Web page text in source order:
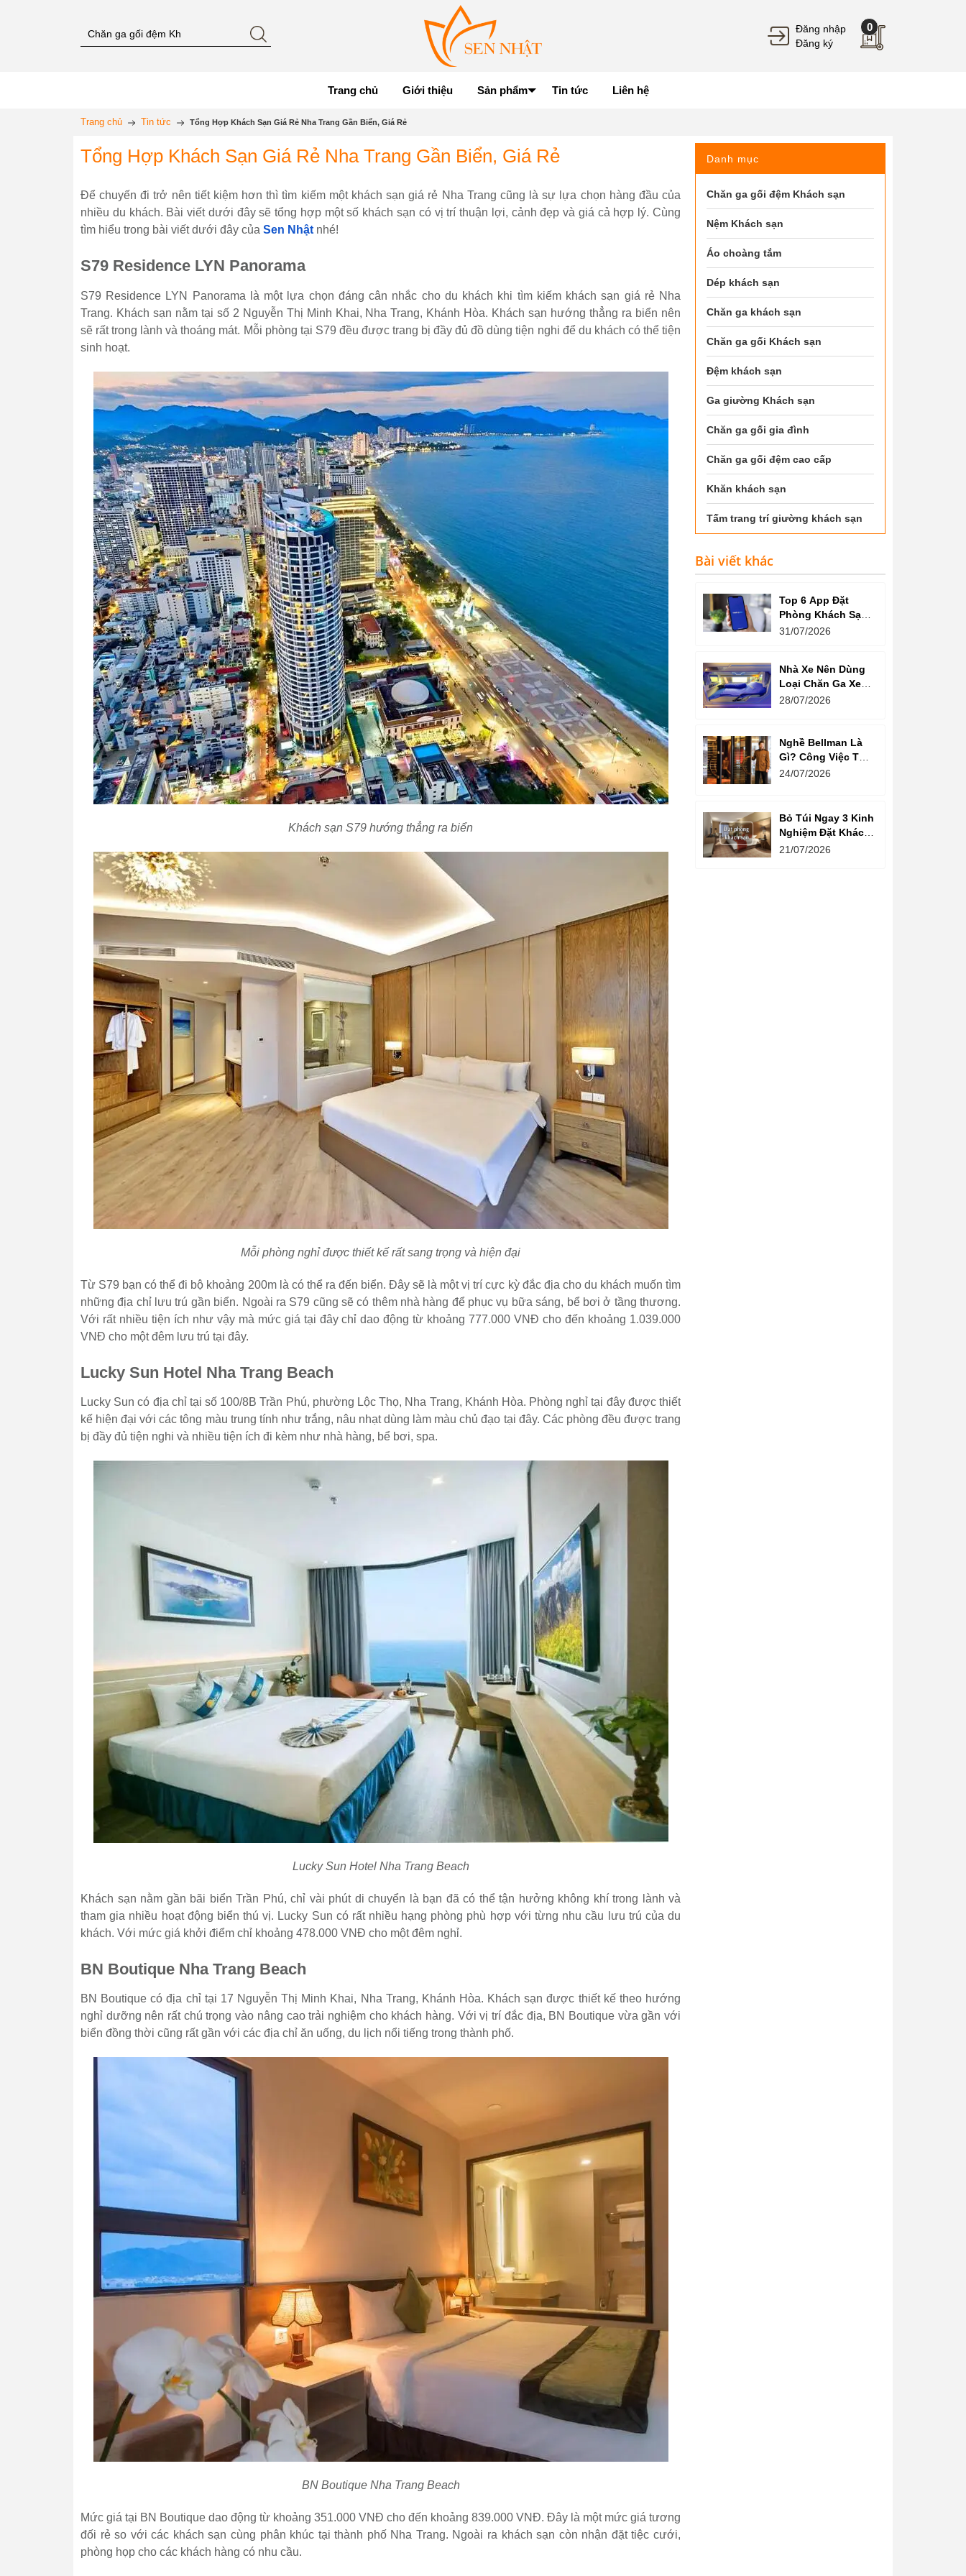
Đăng nhập
Đăng ký
0
Trang chủ Giới thiệu Sản phẩm Tin tức Liên hệ
Trang chủ Tin tức Tổng Hợp Khách Sạn Giá Rẻ Nha Trang Gần Biển, Giá Rẻ
Tổng Hợp Khách Sạn Giá Rẻ Nha Trang Gần Biển, Giá Rẻ
Để chuyến đi trở nên tiết kiệm hơn thì tìm kiếm một khách sạn giá rẻ Nha Trang cũng là sự lựa chọn hàng đầu của
nhiều du khách. Bài viết dưới đây sẽ tổng hợp một số khách sạn có vị trí thuận lợi, cảnh đẹp và giá cả hợp lý. Cùng
tìm hiểu trong bài viết dưới đây của Sen Nhật nhé!
S79 Residence LYN Panorama
S79 Residence LYN Panorama là một lựa chọn đáng cân nhắc cho du khách khi tìm kiếm khách sạn giá rẻ Nha
Trang. Khách sạn nằm tại số 2 Nguyễn Thị Minh Khai, Nha Trang, Khánh Hòa. Khách sạn hướng thẳng ra biển nên
sẽ rất trong lành và thoáng mát. Mỗi phòng tại S79 đều được trang bị đầy đủ đồ dùng tiện nghi để du khách có thể tiện
sinh hoạt.
Khách sạn S79 hướng thẳng ra biển
Mỗi phòng nghỉ được thiết kế rất sang trọng và hiện đại
Từ S79 bạn có thể đi bộ khoảng 200m là có thể ra đến biển. Đây sẽ là một vị trí cực kỳ đắc địa cho du khách muốn tìm
những địa chỉ lưu trú gần biển. Ngoài ra S79 cũng sẽ có thêm nhà hàng để phục vụ bữa sáng, bể bơi ở tầng thương.
Với rất nhiều tiện ích như vậy mà mức giá tại đây chỉ dao động từ khoảng 777.000 VNĐ cho đến khoảng 1.039.000
VNĐ cho một đêm lưu trú tại đây.
Lucky Sun Hotel Nha Trang Beach
Lucky Sun có địa chỉ tại số 100/8B Trần Phú, phường Lộc Thọ, Nha Trang, Khánh Hòa. Phòng nghỉ tại đây được thiết
kế hiện đại với các tông màu trung tính như trắng, nâu nhạt dùng làm màu chủ đạo tại đây. Các phòng đều được trang
bị đầy đủ tiện nghi và nhiều tiện ích đi kèm như nhà hàng, bể bơi, spa.
Lucky Sun Hotel Nha Trang Beach
Khách sạn nằm gần bãi biển Trần Phú, chỉ vài phút di chuyển là bạn đã có thể tận hưởng không khí trong lành và
tham gia nhiều hoạt động biển thú vị. Lucky Sun có rất nhiều hạng phòng phù hợp với từng nhu cầu lưu trú của du
khách. Với mức giá khởi điểm chỉ khoảng 478.000 VNĐ cho một đêm nghỉ.
BN Boutique Nha Trang Beach
BN Boutique có địa chỉ tại 17 Nguyễn Thị Minh Khai, Nha Trang, Khánh Hòa. Khách sạn được thiết kế theo hướng
nghỉ dưỡng nên rất chú trọng vào nâng cao trải nghiệm cho khách hàng. Với vị trí đắc địa, BN Boutique vừa gần với
biển đồng thời cũng rất gần với các địa chỉ ăn uống, du lịch nổi tiếng trong thành phố.
BN Boutique Nha Trang Beach
Mức giá tại BN Boutique dao động từ khoảng 351.000 VNĐ cho đến khoảng 839.000 VNĐ. Đây là một mức giá tương
đối rẻ so với các khách sạn cùng phân khúc tại thành phố Nha Trang. Ngoài ra khách sạn còn nhận đặt tiệc cưới,
phòng họp cho các khách hàng có nhu cầu.
Danh mục
Chăn ga gối đệm Khách sạn
Nệm Khách sạn
Áo choàng tắm
Dép khách sạn
Chăn ga khách sạn
Chăn ga gối Khách sạn
Đệm khách sạn
Ga giường Khách sạn
Chăn ga gối gia đình
Chăn ga gối đệm cao cấp
Khăn khách sạn
Tấm trang trí giường khách sạn
Bài viết khác
Top 6 App Đặt
Phòng Khách Sạn
Giá Tốt, Nhiều Ưu
31/07/2026
Nhà Xe Nên Dùng
Loại Chăn Ga Xe
Giường Nằm Nào?
28/07/2026
Nghề Bellman Là
Gì? Công Việc Thú
Vị Phía Sau Cánh
24/07/2026
Bỏ Túi Ngay 3 Kinh
Nghiệm Đặt Khách
Sạn Giá Rẻ Cho
21/07/2026